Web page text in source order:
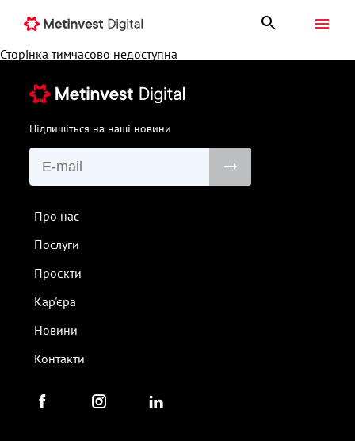
Політика конфіденційності
Сторінка тимчасово недоступна
Підпишіться на наші новини
Про нас
Послуги
Проєкти
Кар'єра
Новини
Контакти